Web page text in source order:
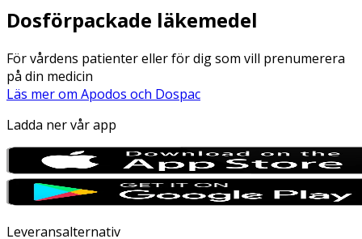
Dosförpackade läkemedel
För vårdens patienter eller för dig som vill prenumerera
på din medicin
Läs mer om Apodos och Dospac
Ladda ner vår app
Leveransalternativ